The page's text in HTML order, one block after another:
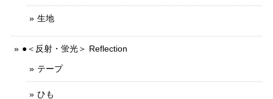
生地
●＜反射・蛍光＞ Reflection
テープ
ひも